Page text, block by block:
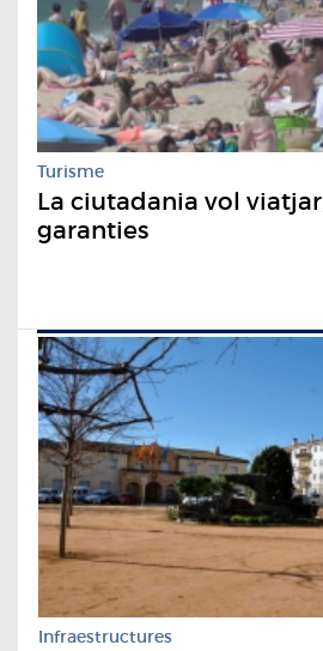
Turisme
La ciutadania vol
garanties
Infraestructures